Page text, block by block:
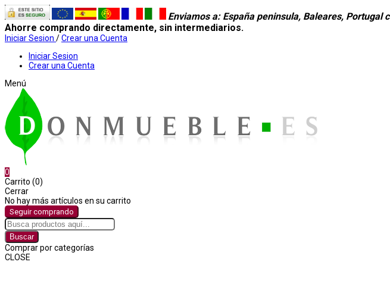
Enviamos a: España peninsula, Baleares,
Ahorre comprando directamente, sin intermediarios.
Iniciar Sesion /Crear una Cuenta
Iniciar Sesion
Crear una Cuenta
Menú
0
Carrito (0)
Cerrar
No hay más artículos en su carrito
Seguir comprando
Buscar
Comprar por categorías
CLOSE